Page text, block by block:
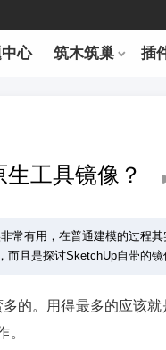
心 筑木筑巢 插
工具镜像？
常有用，在普通建模的过程
而且是探讨SketchUp自带的
的。用得最多的应该
。